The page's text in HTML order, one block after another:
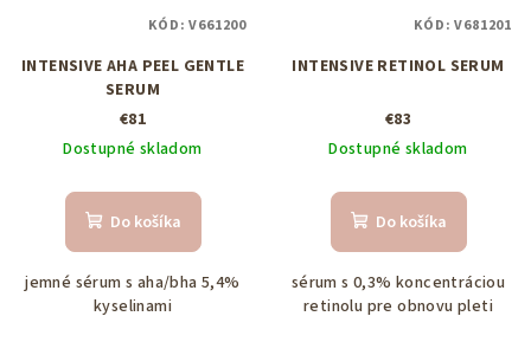
INTENSIVE AHA PEEL GENTLE
SERUM
€81
Dostupné skladom
Do košíka
jemné sérum s aha/bha 5,4%
kyselinami
KÓD:V661200
INTENSIVE RETINOL SERUM
€83
Dostupné skladom
Do košíka
sérum s 0,3% koncentráciou
retinolu pre obnovu pleti
KÓD:V681201